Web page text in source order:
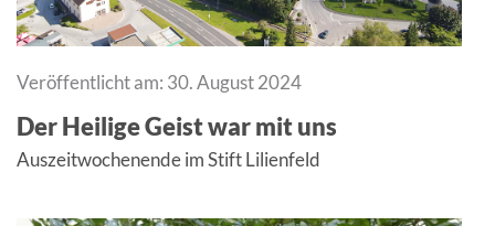
Veröffentlicht am: 30. August 2024
Der Heilige Geist war mit uns
Auszeitwochenende im Stift Lilienfeld